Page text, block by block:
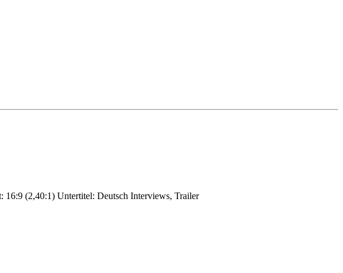
(2,40:1) Untertitel: Deutsch Interviews, Trailer